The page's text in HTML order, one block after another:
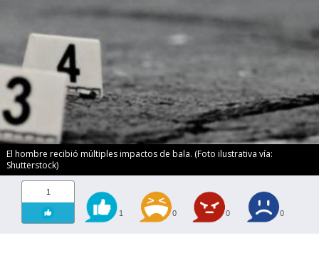
El hombre recibió múltiples impactos de bala. (Foto ilustrativa vía:
Shutterstock)
1
1 0 0 0